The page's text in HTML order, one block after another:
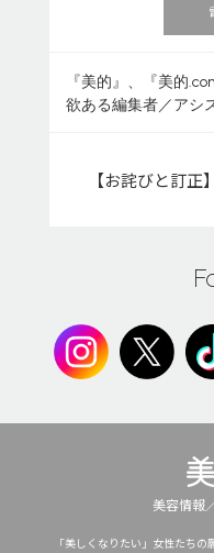
『美的』、『美的
欲ある編集者／アシ
【お詫びと訂正】
美容情報
「美しくなりたい」女性たち